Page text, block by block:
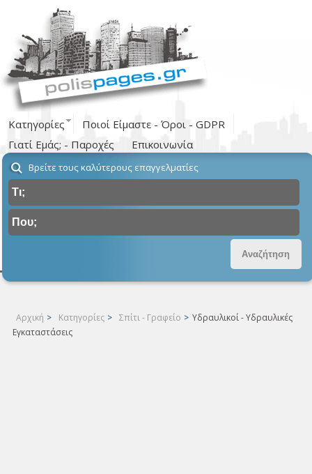
Κατηγορίες
Ποιοί Είμαστε - Όροι - GDPR
Γιατί Εμάς; - Παροχές
Επικοινωνία
Βρείτε τους καλύτερους επαγγελματίες
Αρχική > Κατηγορίες > Σπίτι - Γραφείο > Υδραυλικοί - Υδραυλικές
Εγκαταστάσεις